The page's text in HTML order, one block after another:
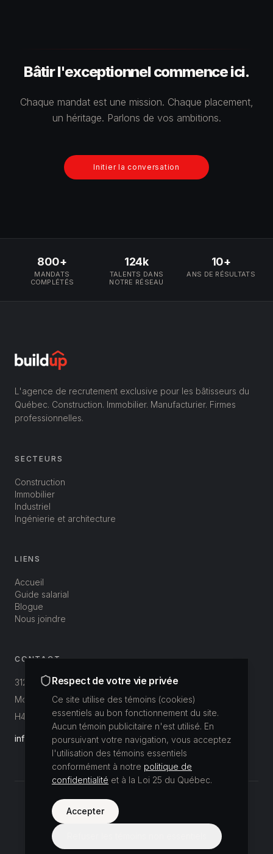
Bâtir l'exceptionnel commence ici.
Chaque mandat est une mission. Chaque placement,
un héritage. Parlons de vos ambitions.
Initier la conversation
800+
MANDATS
COMPLÉTÉS
124k
TALENTS DANS
NOTRE RÉSEAU
10+
ANS DE RÉSULTATS
L'agence de recrutement exclusive pour les bâtisseurs du
Québec. Construction. Immobilier. Manufacturier. Firmes
professionnelles.
SECTEURS
Construction
Immobilier
Industriel
Ingénierie et architecture
LIENS
Accueil
Guide salarial
Blogue
Nous joindre
CONTACT
312-3800 St-Patrick
Montréal, Québec, Canada
H4E 1A4
info@buildup.ca
© 2026Buildup Recrutement.
Politique de confidentialité
Respect de votre vie privée
Ce site utilise des témoins (cookies)
essentiels au bon fonctionnement du site.
Aucun témoin publicitaire n'est utilisé. En
poursuivant votre navigation, vous acceptez
l'utilisation des témoins essentiels
conformément à notre politique de
confidentialité et à la Loi 25 du Québec.
Accepter